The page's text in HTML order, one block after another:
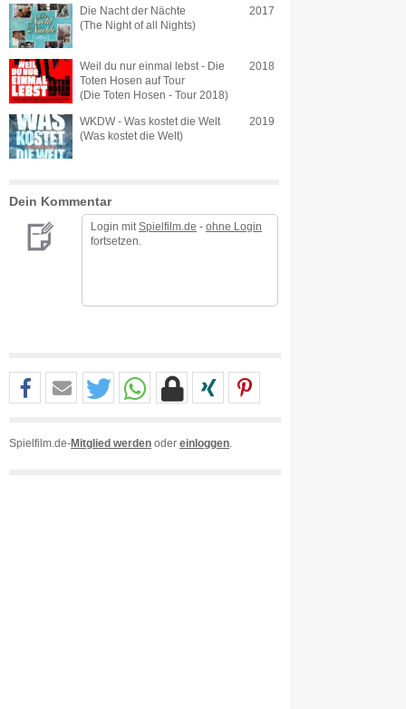
Die Nacht der Nächte
(The Night of all Nights)
2017
Weil du nur einmal lebst - Die
Toten Hosen auf Tour
(Die Toten Hosen - Tour 2018)
2018
WKDW - Was kostet die Welt
(Was kostet die Welt)
2019
Dein Kommentar
Login mit Spielfilm.de - ohne Login
fortsetzen.
Spielfilm.de-Mitglied werden oder einloggen